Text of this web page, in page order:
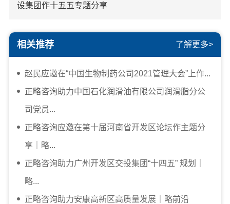
设集团作十五五专题分享
相关推荐 了解更多>
赵民应邀在“中国生物制药公司2021管理大会”上作...
正略咨询助力中国石化润滑油有限公司润滑脂分公
司党员...
正略咨询应邀在第十届河南省开发区论坛作主题分
享｜略...
正略咨询助力广州开发区交投集团“十四五” 规划｜
略...
正略咨询助力安康高新区高质量发展｜略前沿